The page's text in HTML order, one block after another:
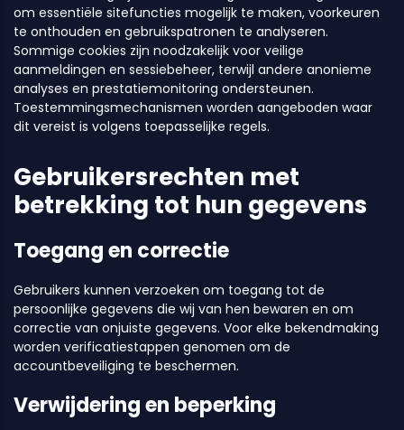
om essentiële sitefuncties mogelijk te maken, voorkeuren
te onthouden en gebruikspatronen te analyseren.
Sommige cookies zijn noodzakelijk voor veilige
aanmeldingen en sessiebeheer, terwijl andere anonieme
analyses en prestatiemonitoring ondersteunen.
Toestemmingsmechanismen worden aangeboden waar
dit vereist is volgens toepasselijke regels.
Gebruikersrechten met
betrekking tot hun gegevens
Toegang en correctie
Gebruikers kunnen verzoeken om toegang tot de
persoonlijke gegevens die wij van hen bewaren en om
correctie van onjuiste gegevens. Voor elke bekendmaking
worden verificatiestappen genomen om de
accountbeveiliging te beschermen.
Verwijdering en beperking